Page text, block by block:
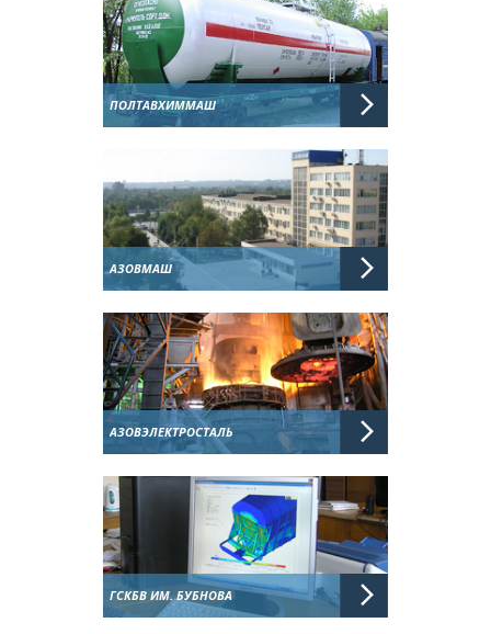
ПОЛТАВХИММАШ
АЗОВМАШ
АЗОВЭЛЕКТРОСТАЛЬ
ГСКБВ ИМ. БУБНОВА